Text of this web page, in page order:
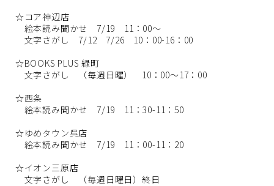
☆コア神辺店
絵本読み聞かせ 7/19 11：00～
文字さがし 7/12 7/26 10：00-16：00
☆BOOKS PLUS 緑町
文字さがし （毎週日曜） 10：00～17：00
☆西条
絵本読み聞かせ 7/19 11：30-11：50
☆ゆめタウン呉店
絵本読み聞かせ 7/19 11：00-11：20
☆イオン三原店
文字さがし （毎週日曜日）終日